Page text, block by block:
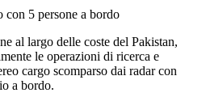
al largo delle coste del Pakistan,
le operazioni di ricerca e
cargo scomparso dai radar con
a bordo.